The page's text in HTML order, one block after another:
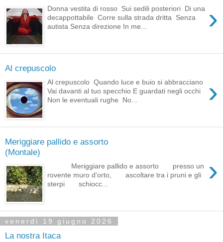
›
Donna vestita di rosso Sui sedili posteriori Di una
decappottabile Corre sulla strada dritta Senza
autista Senza direzione In me...
Al crepuscolo
›
Al crepuscolo Quando luce e buio si abbracciano
Vai davanti al tuo specchio E guardati negli occhi
Non le eventuali rughe No...
Meriggiare pallido e assorto
(Montale)
›
Meriggiare pallido e assorto presso un
rovente muro d'orto, ascoltare tra i pruni e gli
sterpi schiocc...
venerdì 19 giugno 2026
La nostra Itaca